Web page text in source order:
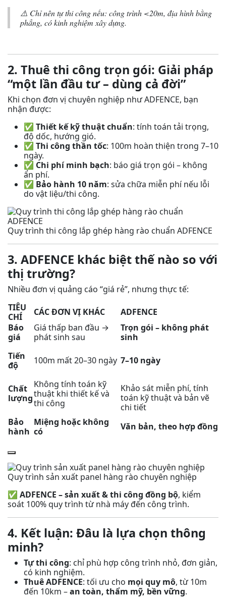
⚠️ Chỉ nên tự thi công nếu: công trình <20m, địa hình bằng
phẳng, có kinh nghiệm xây dựng.
2. Thuê thi công trọn gói: Giải pháp
“một lần đầu tư – dùng cả đời”
Khi chọn đơn vị chuyên nghiệp như ADFENCE, bạn
nhận được:
✅ Thiết kế kỹ thuật chuẩn: tính toán tải trọng,
độ dốc, hướng gió.
✅ Thi công thần tốc: 100m hoàn thiện trong 7–10
ngày.
✅ Chi phí minh bạch: báo giá trọn gói – không
ẩn phí.
✅ Bảo hành 10 năm: sửa chữa miễn phí nếu lỗi
do vật liệu/thi công.
Quy trình thi công lắp ghép hàng rào chuẩn ADFENCE
3. ADFENCE khác biệt thế nào so với
thị trường?
Nhiều đơn vị quảng cáo “giá rẻ”, nhưng thực tế:
TIÊU
CHÍ
CÁC ĐƠN VỊ KHÁC
ADFENCE
Báo
giá
Giá thấp ban đầu →
phát sinh sau
Trọn gói – không phát
sinh
Tiến
độ
100m mất 20–30 ngày 7–10 ngày
Chất
lượng
Không tính toán kỹ
thuật khi thiết kế và
thi công
Khảo sát miễn phí, tính
toán kỹ thuật và bản vẽ
chi tiết
Bảo
hành
Miệng hoặc không
có
Văn bản, theo hợp đồng
Quy trình sản xuất panel hàng rào chuyên nghiệp
✅ ADFENCE – sản xuất & thi công đồng bộ, kiểm
soát 100% quy trình từ nhà máy đến công trình.
4. Kết luận: Đâu là lựa chọn thông
minh?
Tự thi công: chỉ phù hợp công trình nhỏ, đơn giản,
có kinh nghiệm.
Thuê ADFENCE: tối ưu cho mọi quy mô, từ 10m
đến 10km –an toàn, thẩm mỹ, bền vững.